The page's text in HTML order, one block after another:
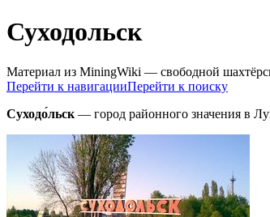
Суходольск
Материал из MiningWiki — свободной
Перейти к навигацииПерейти к поиску
Суходо́льск — город районного значения в